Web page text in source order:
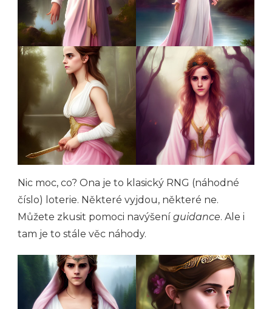
Nic moc, co? Ona je to klasický RNG (náhodné
číslo) loterie. Některé vyjdou, některé ne.
Můžete zkusit pomoci navýšení guidance. Ale i
tam je to stále věc náhody.